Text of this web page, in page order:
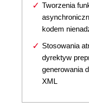
Tworzenia
kodem
Stosowania
dyrektyw
generowania
XML